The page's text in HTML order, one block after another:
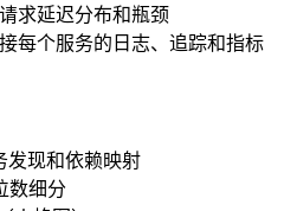
求延迟分布和瓶颈
每个服务的日志、追踪和指标
发现和依赖映射
数细分